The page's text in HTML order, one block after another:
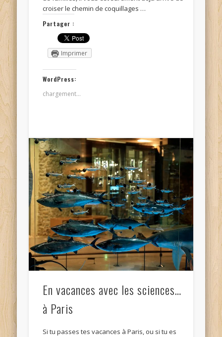
croiser le chemin de coquillages …
Partager :
Imprimer
WordPress:
chargement…
En vacances avec les sciences…
à Paris
Si tu passes tes vacances à Paris, ou si tu es